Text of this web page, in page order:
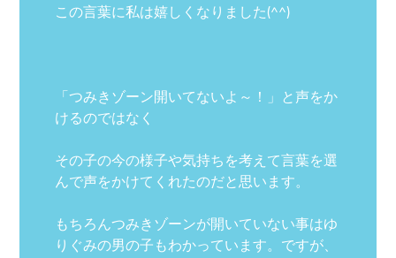
この言葉に私は嬉しくなりました(^^)
「つみきゾーン開いてないよ～！」と声をか
けるのではなく
その子の今の様子や気持ちを考えて言葉を選
んで声をかけてくれたのだと思います。
もちろんつみきゾーンが開いていない事はゆ
りぐみの男の子もわかっています。ですが、